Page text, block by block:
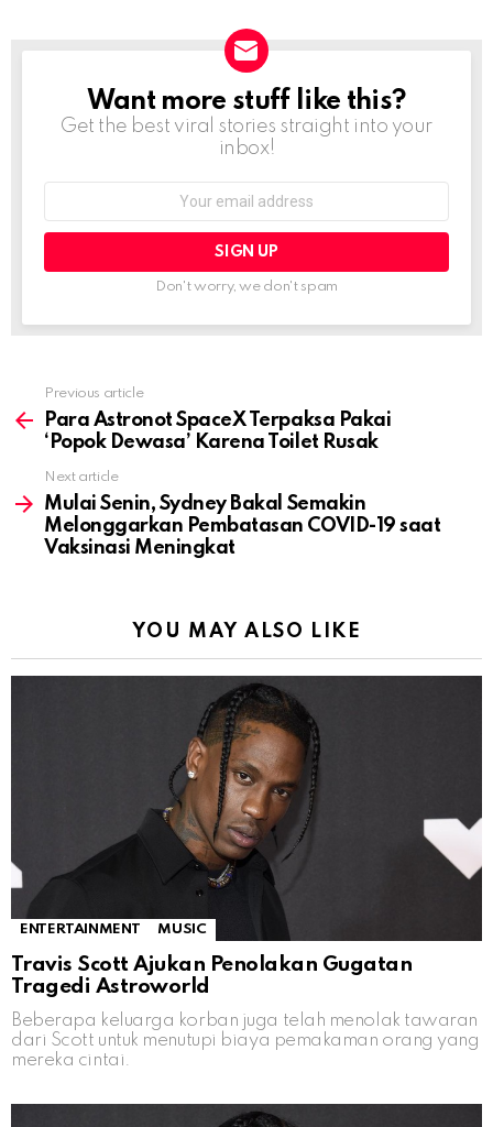
NEWSLETTER
Want more stuff like this?
Get the best viral stories straight into your
inbox!
Don't worry, we don't spam
more
Previous article
Para Astronot SpaceX Terpaksa Pakai
‘Popok Dewasa’ Karena Toilet Rusak
Next article
Mulai Senin, Sydney Bakal Semakin
Melonggarkan Pembatasan COVID-19 saat
Vaksinasi Meningkat
YOU MAY ALSO LIKE
ENTERTAINMENT MUSIC
Travis Scott Ajukan Penolakan Gugatan
Tragedi Astroworld
Beberapa keluarga korban juga telah menolak tawaran
dari Scott untuk menutupi biaya pemakaman orang yang
mereka cintai.